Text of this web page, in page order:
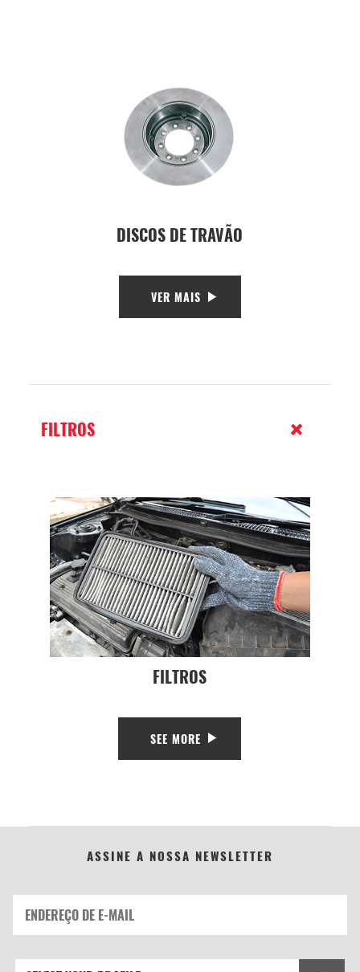
DISCOS DE TRAVÃO
VER MAIS
FILTROS
FILTROS
SEE MORE
ASSINE A NOSSA NEWSLETTER